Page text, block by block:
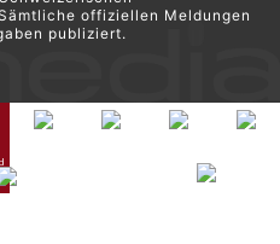
offiziellen Meldungen
publiziert.